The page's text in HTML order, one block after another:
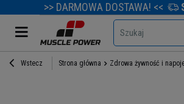
>> DARMOWA DOSTAWA! <<
Szukaj
Wstecz Strona główna Zdrowa żywność i